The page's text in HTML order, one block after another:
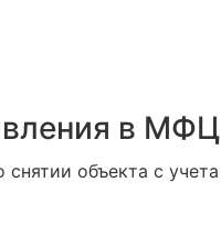
в МФЦ
снятии объекта с учета